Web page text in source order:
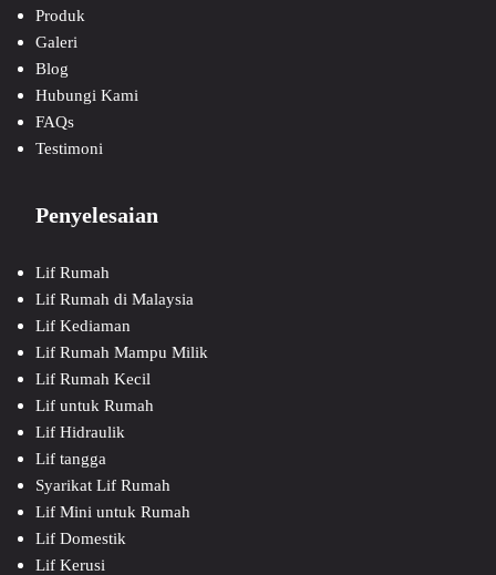
Produk
Galeri
Blog
Hubungi Kami
FAQs
Testimoni
Penyelesaian
Lif Rumah
Lif Rumah di Malaysia
Lif Kediaman
Lif Rumah Mampu Milik
Lif Rumah Kecil
Lif untuk Rumah
Lif Hidraulik
Lif tangga
Syarikat Lif Rumah
Lif Mini untuk Rumah
Lif Domestik
Lif Kerusi